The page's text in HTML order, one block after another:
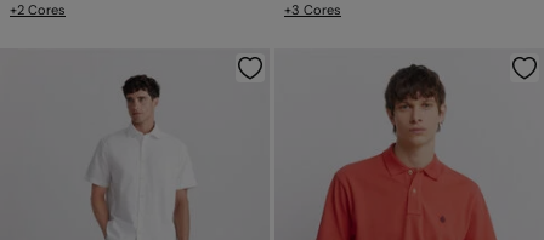
+2 Cores +3 Cores